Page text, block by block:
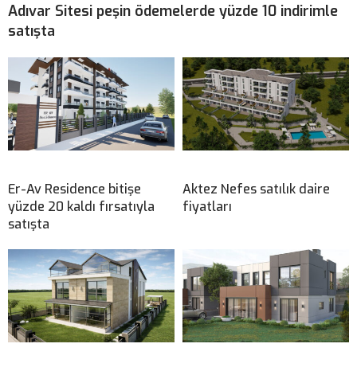
Adıvar Sitesi peşin ödemelerde yüzde 10 indirimle
satışta
Er-Av Residence bitişe
yüzde 20 kaldı fırsatıyla
satışta
Aktez Nefes satılık daire
fiyatları